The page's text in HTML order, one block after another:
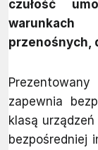
czułość
warunkach
przenośnych,
zapewnia
klasą
bezpośredniej